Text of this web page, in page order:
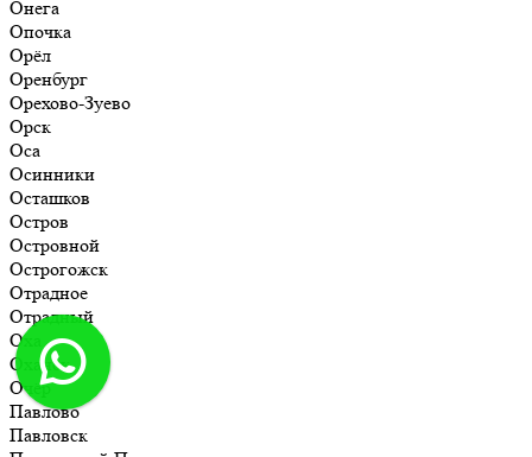
Онега
Опочка
Орёл
Оренбург
Орехово-Зуево
Орск
Оса
Осинники
Осташков
Остров
Островной
Острогожск
Отрадное
Отрадный
Оха
Оханск
Очёр
Павлово
Павловск